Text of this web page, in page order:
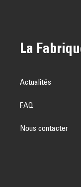
La
Actualités
FAQ
Nous contacter